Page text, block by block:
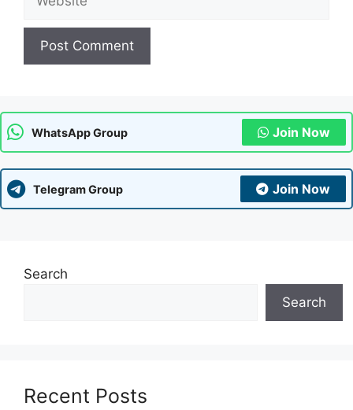
WhatsApp Group Join Now
Telegram Group Join Now
Search
Search
Recent Posts